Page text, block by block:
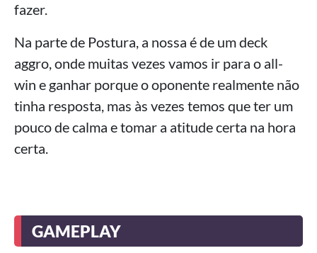
fazer.
Na parte de Postura, a nossa é de um deck
aggro, onde muitas vezes vamos ir para o all-
win e ganhar porque o oponente realmente não
tinha resposta, mas às vezes temos que ter um
pouco de calma e tomar a atitude certa na hora
certa.
GAMEPLAY